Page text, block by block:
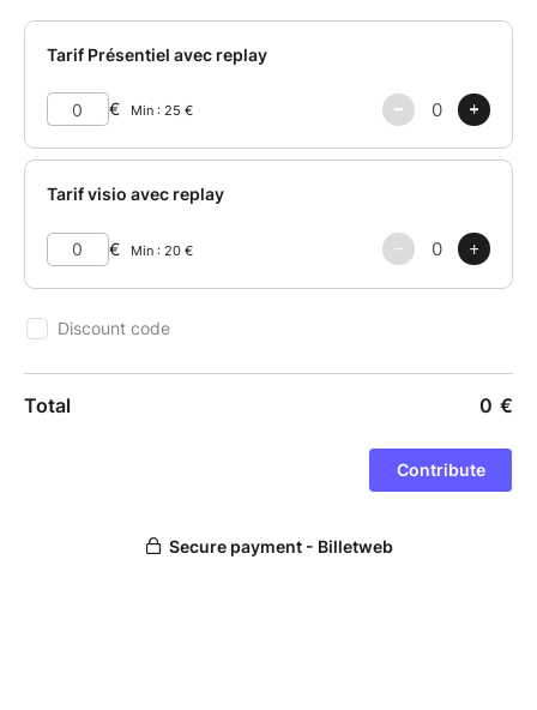
Extrait de la revue Science, février 1988
Le son n’est pas seulement une énergie qui entre
dans nos oreilles et que notre cerveau interprète
comme une expérience auditive. Il a aussi la faculté
de pénétrer nos structures moléculaires et de
participer à une réorganisation plus fine de nos
En cela réside une partie essentielle de son potentiel
: une capacité à accompagner les processus
d’équilibre, d’harmonisation et de transformation du
vivant.
Du rôle des fréquences dans le fonctionnement du
corps à la résonance entre musique, émotions et
à la fois accessible et profonde de ce que l’on
profondes seront proposées, permettant de vivre